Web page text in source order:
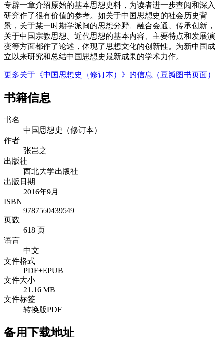
专辟一章介绍原始的基本思想史料，为读者进一步查阅和深入
研究作了很有价值的参考。如关于中国思想史的社会历史背
景，关于某一时期学派间的思想分野、融合会通、传承创新，
关于中国宗教思想、近代思想的基本内容、主要特点和发展演
变等方面都作了论述，体现了思想文化的创新性。为新中国成
立以来研究和总结中国思想史最新成果的学术力作。
更多关于《中国思想史（修订本）》的信息（豆瓣图书页面）
书籍信息
书名
中国思想史（修订本）
作者
张岂之
出版社
西北大学出版社
出版日期
2016年9月
ISBN
9787560439549
页数
618 页
语言
中文
文件格式
PDF+EPUB
文件大小
21.16 MB
文件标签
转换版PDF
备用下载地址